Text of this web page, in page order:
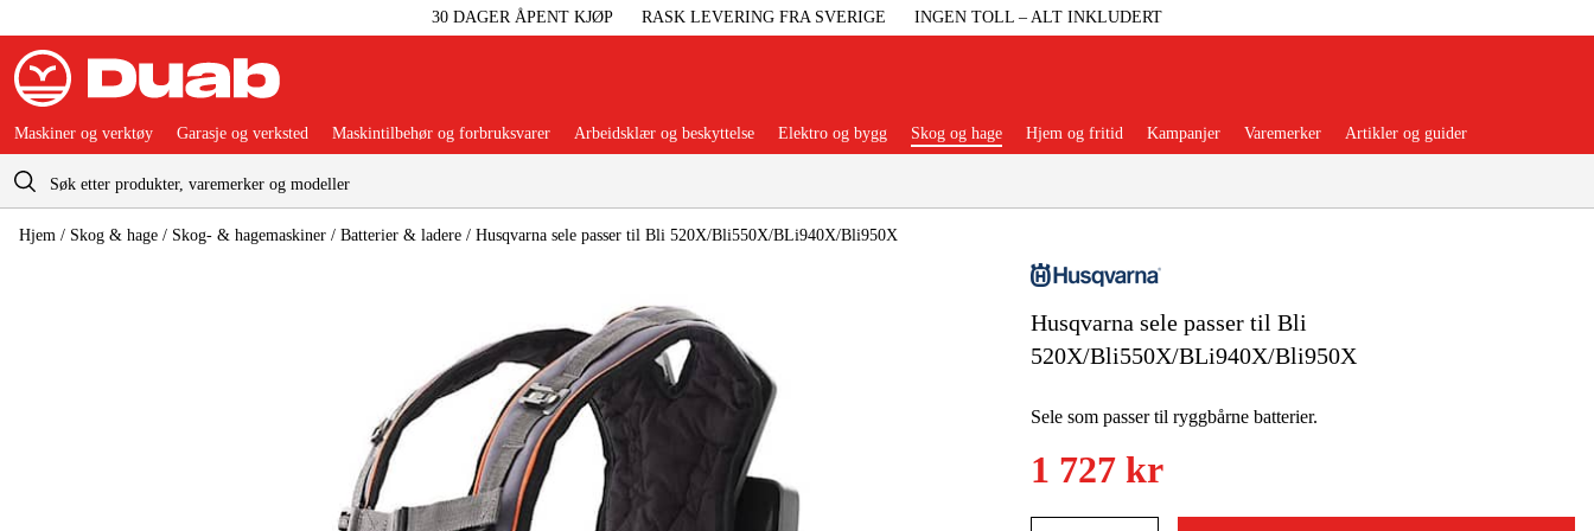
30 DAGER ÅPENT KJØP RASK LEVERING FRA SVERIGE INGEN TOLL – ALT INKLUDERT
Handlevogn Populære kategorier
Maskiner Og Verktøy Garasje Og Verksted
Maskintilbehør Og Forbruksvarer
Arbeidsklær Og Beskyttelse
Maskiner og verktøy Garasje og verksted Maskintilbehør og forbruksvarer Arbeidsklær og beskyttelse Elektro og bygg Skog og hage Hjem og fritid Kampanjer Varemerker Artikler og guider
Hjem / Skog & hage / Skog- & hagemaskiner / Batterier & ladere / Husqvarna sele passer til Bli 520X/Bli550X/BLi940X/Bli950X
Husqvarna sele passer til Bli
520X/Bli550X/BLi940X/Bli950X
Sele som passer til ryggbårne batterier.
1 727 kr